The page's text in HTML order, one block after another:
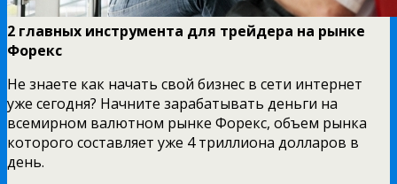
2 главных инструмента для трейдера на рынке
Форекс
Не знаете как начать свой бизнес в сети интернет
уже сегодня? Начните зарабатывать деньги на
всемирном валютном рынке Форекс, объем рынка
которого составляет уже 4 триллиона долларов в
день.